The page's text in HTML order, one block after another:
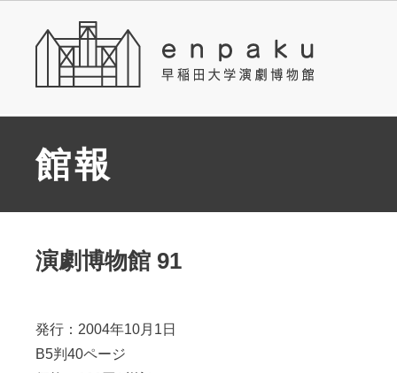
館報
演劇博物館 91
発行：2004年10月1日
B5判40ページ